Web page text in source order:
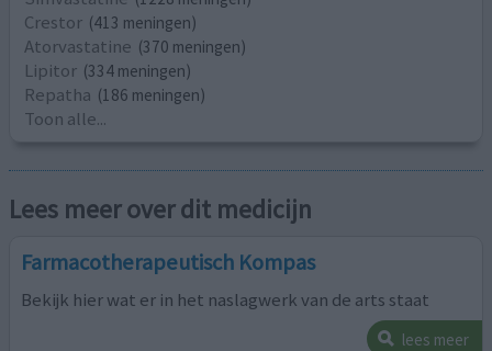
Crestor (413 meningen)
Atorvastatine (370 meningen)
Lipitor (334 meningen)
Repatha (186 meningen)
Toon alle...
Lees meer over dit medicijn
Farmacotherapeutisch Kompas
Bekijk hier wat er in het naslagwerk van de arts staat
lees meer